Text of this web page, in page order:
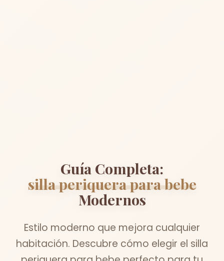
Guía Completa:
silla periquera para bebe
Modernos
Estilo moderno que mejora cualquier
habitación. Descubre cómo elegir el silla